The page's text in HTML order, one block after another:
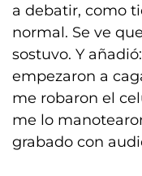
a debatir, como
normal. Se ve
sostuvo. Y
empezaron a
me robaron el
me lo
grabado con